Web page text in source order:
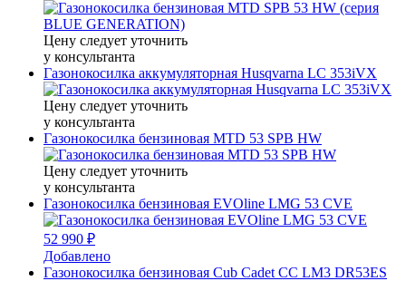
Цену следует уточнить
у консультанта
Газонокосилка аккумуляторная Husqvarna LC 353iVX
Цену следует уточнить
у консультанта
Газонокосилка бензиновая MTD 53 SPB HW
Цену следует уточнить
у консультанта
Газонокосилка бензиновая EVOline LMG 53 CVE
52 990 ₽
Добавлено
Газонокосилка бензиновая Cub Cadet CC LM3 DR53ES